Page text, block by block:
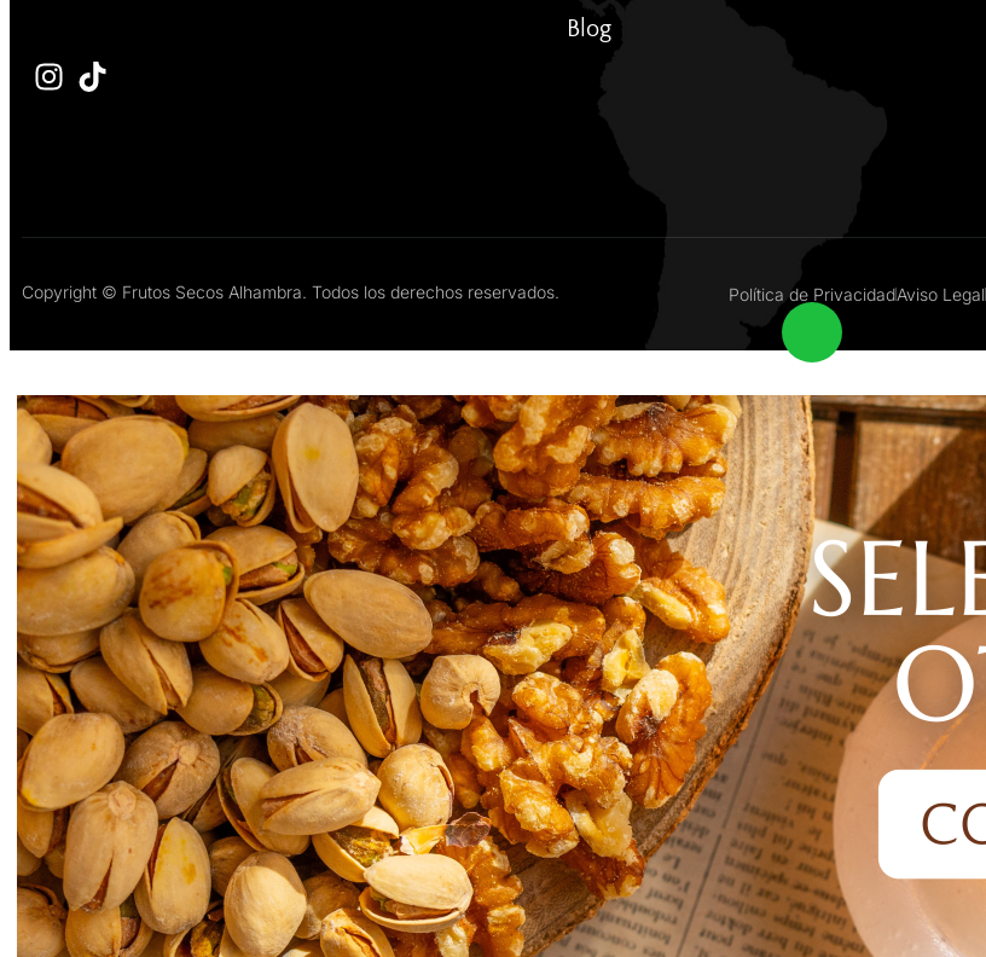
Blog
Copyright © Frutos Secos Alhambra. Todos los derechos reservados. Política de PrivacidadAviso Legal